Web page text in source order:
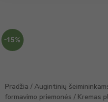
-15%
Pradžia / Augintinių
formavimo priemonės / Kremas